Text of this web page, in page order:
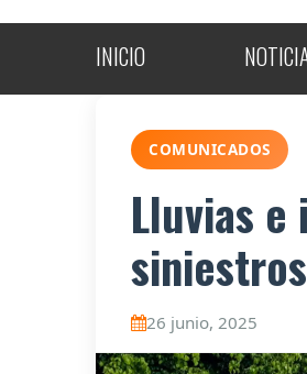
INICIO
COMUNICADOS
Lluvias
26 junio, 2025